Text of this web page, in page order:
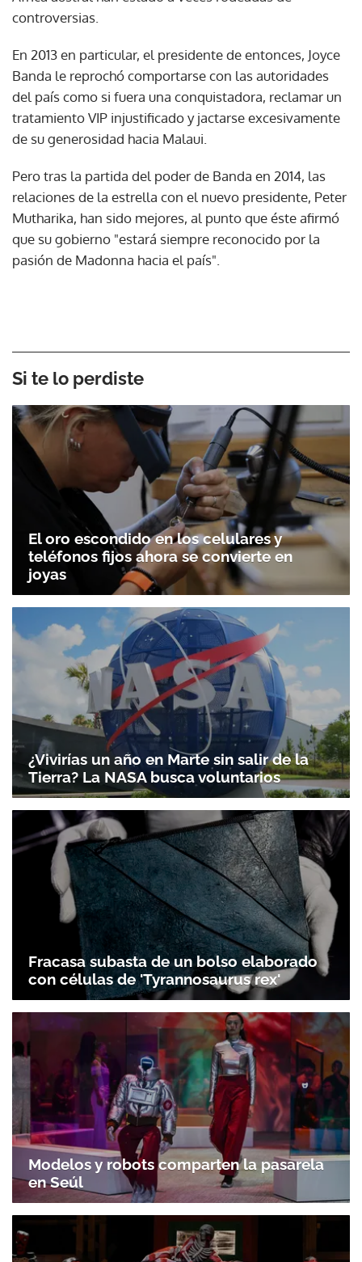
controversias.
En 2013 en particular, el presidente de entonces, Joyce
Banda le reprochó comportarse con las autoridades
del país como si fuera una conquistadora, reclamar un
tratamiento VIP injustificado y jactarse excesivamente
de su generosidad hacia Malaui.
Pero tras la partida del poder de Banda en 2014, las
relaciones de la estrella con el nuevo presidente, Peter
Mutharika, han sido mejores, al punto que éste afirmó
que su gobierno "estará siempre reconocido por la
pasión de Madonna hacia el país".
Si te lo perdiste
El oro escondido en los celulares y
teléfonos fijos ahora se convierte en
joyas
¿Vivirías un año en Marte sin salir de la
Tierra? La NASA busca voluntarios
Fracasa subasta de un bolso elaborado
con células de 'Tyrannosaurus rex'
Modelos y robots comparten la pasarela
en Seúl